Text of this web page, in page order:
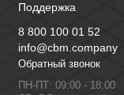
Поддержка
8 800 100 01 52
info@cbm.company
Обратный звонок
ПН-ПТ: 09:00 - 18:00